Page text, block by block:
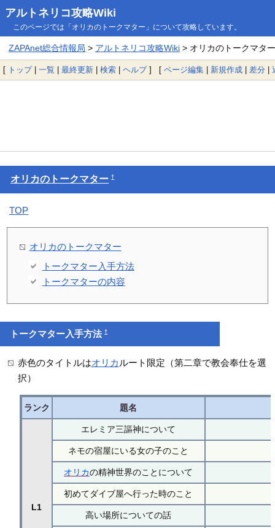
アルトネリコ攻略Wiki
このページでは「オリカのトークマター」について攻略しています。
ZAPAnet総合情報局 > アルトネリコ攻略Wiki> オリカのトークマター
[ トップ| 一覧 | 最終更新 | 検索 | ヘルプ] [ ページ編集 | 新規作成 | 差分 |
オリカのトークマター †
TOP
オリカのトークマター
トークマター入手方法
トークマターの内容
トークマター入手方法†
赤色のタイトルはオリカ ルート限定（第二章で教会奉仕を選
択）
ランク 題名
L1
エレミア三謳神について
ネモの宿屋にいる女の子のこと
オリカの精神世界のことについて
初めてダイブ屋へ行った時のこと
高い場所についての話